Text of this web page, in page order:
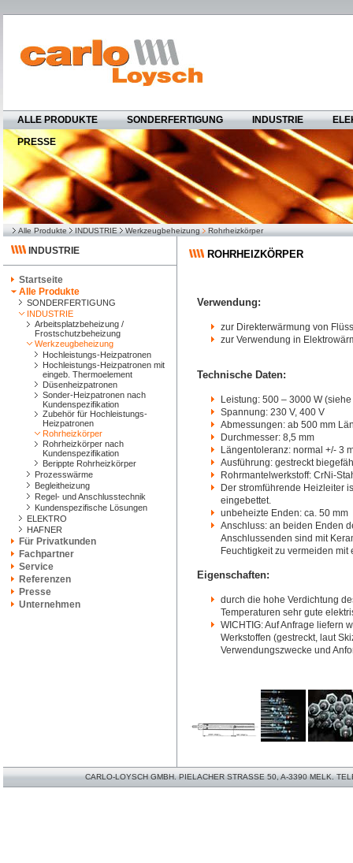
ALLE PRODUKTE SONDERFERTIGUNG INDUSTRIE
PRESSE
Alle Produkte INDUSTRIE Werkzeugbeheizung Rohrheizkörper
INDUSTRIE
Startseite
Alle Produkte
SONDERFERTIGUNG
INDUSTRIE
Arbeitsplatzbeheizung /
Frostschutzbeheizung
Werkzeugbeheizung
Hochleistungs-Heizpatronen
Hochleistungs-Heizpatronen mit
eingeb. Thermoelement
Düsenheizpatronen
Sonder-Heizpatronen nach
Kundenspezifikation
Zubehör für Hochleistungs-
Heizpatronen
Rohrheizkörper
Rohrheizkörper nach
Kundenspezifikation
Berippte Rohrheizkörper
Prozesswärme
Begleitheizung
Regel- und Anschlusstechnik
Kundenspezifische Lösungen
ELEKTRO
HAFNER
Für Privatkunden
Fachpartner
Service
Referenzen
Presse
Unternehmen
ROHRHEIZKÖRPER
Verwendung:
zur Direkterwärmung von
zur Verwendung in
Technische Daten:
Leistung: 500 – 3000 W
Spannung: 230 V, 400 V
Abmessungen: ab 500 mm
Durchmesser: 8,5 mm
Längentoleranz: normal +/- 3
Ausführung: gestreckt
Rohrmantelwerkstoff: CrNi-
Der stromführende Heizleiter
eingebettet.
unbeheizte Enden: ca. 50 mm
Anschluss: an beiden Enden
Anschlussenden sind mit
Feuchtigkeit zu vermeiden
Eigenschaften:
durch die hohe Verdichtung
Temperaturen sehr gute
WICHTIG: Auf Anfrage liefern
Werkstoffen (gestreckt, laut
Verwendungszwecke und
CARLO-LOYSCH GMBH. PIELACHER STRASSE 50, A-3390 MELK.